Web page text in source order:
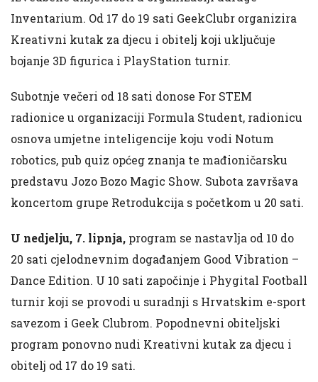
Inventarium. Od 17 do 19 sati GeekClubr organizira
Kreativni kutak za djecu i obitelj koji uključuje
bojanje 3D figurica i PlayStation turnir.
Subotnje večeri od 18 sati donose For STEM
radionice u organizaciji Formula Student, radionicu
osnova umjetne inteligencije koju vodi Notum
robotics, pub quiz općeg znanja te mađioničarsku
predstavu Jozo Bozo Magic Show. Subota završava
koncertom grupe Retrodukcija s početkom u 20 sati.
U nedjelju, 7. lipnja, program se nastavlja od 10 do
20 sati cjelodnevnim događanjem Good Vibration –
Dance Edition. U 10 sati započinje i Phygital Football
turnir koji se provodi u suradnji s Hrvatskim e-sport
savezom i Geek Clubrom. Popodnevni obiteljski
program ponovno nudi Kreativni kutak za djecu i
obitelj od 17 do 19 sati.